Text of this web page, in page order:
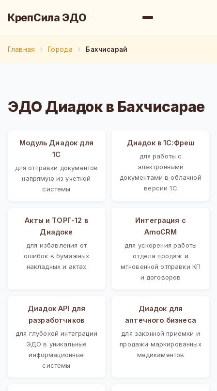
КрепСила ЭДО
Главная Города Бахчисарай
ЭДО Диадок в Бахчисарае
Модуль Диадок для
1С
для отправки документов
напрямую из учетной
системы
Диадок в 1С:Фреш
для работы с
электронными
документами в облачной
версии 1С
Акты и ТОРГ-12 в
Диадоке
для избавления от
ошибок в бумажных
накладных и актах
Интеграция с
AmoCRM
для ускорения работы
отдела продаж и
мгновенной отправки КП
и договоров
Диадок API для
разработчиков
для глубокой интеграции
ЭДО в уникальные
информационные
системы
Диадок для
аптечного бизнеса
для законной приемки и
продажи маркированных
медикаментов